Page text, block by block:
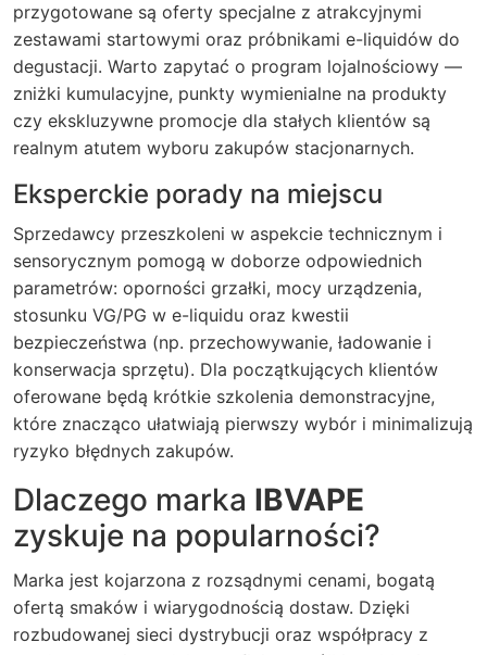
przygotowane są oferty specjalne z atrakcyjnymi
zestawami startowymi oraz próbnikami e-liquidów do
degustacji. Warto zapytać o program lojalnościowy —
zniżki kumulacyjne, punkty wymienialne na produkty
czy ekskluzywne promocje dla stałych klientów są
realnym atutem wyboru zakupów stacjonarnych.
Eksperckie porady na miejscu
Sprzedawcy przeszkoleni w aspekcie technicznym i
sensorycznym pomogą w doborze odpowiednich
parametrów: oporności grzałki, mocy urządzenia,
stosunku VG/PG w e-liquidu oraz kwestii
bezpieczeństwa (np. przechowywanie, ładowanie i
konserwacja sprzętu). Dla początkujących klientów
oferowane będą krótkie szkolenia demonstracyjne,
które znacząco ułatwiają pierwszy wybór i minimalizują
ryzyko błędnych zakupów.
Dlaczego marka IBVAPE
zyskuje na popularności?
Marka jest kojarzona z rozsądnymi cenami, bogatą
ofertą smaków i wiarygodnością dostaw. Dzięki
rozbudowanej sieci dystrybucji oraz współpracy z